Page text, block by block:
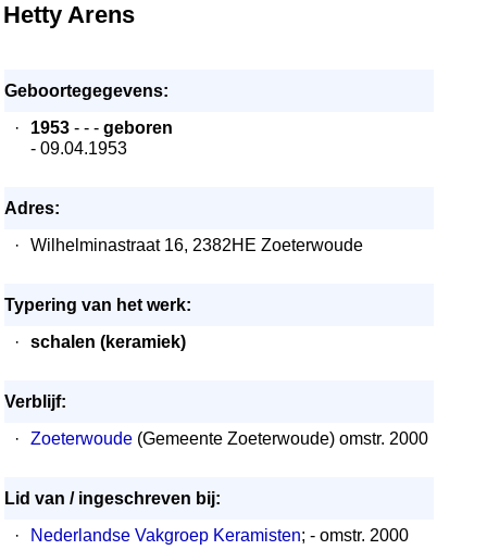
Hetty Arens
Geboortegegevens:
·
1953 - - - geboren
- 09.04.1953
Adres:
·
Wilhelminastraat 16, 2382HE Zoeterwoude
Typering van het werk:
·
schalen (keramiek)
Verblijf:
·
Zoeterwoude (Gemeente Zoeterwoude) omstr. 2000
Lid van / ingeschreven bij:
·
Nederlandse Vakgroep Keramisten; - omstr. 2000